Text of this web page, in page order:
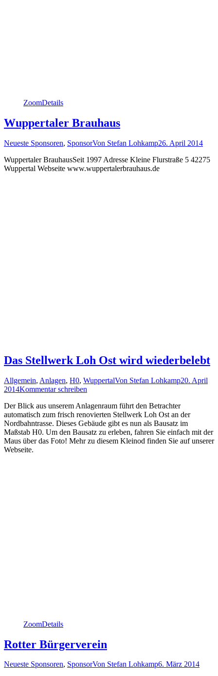
ZoomDetails
Wuppertaler Brauhaus
Neueste Sponsoren, SponsorVon Stefan Lohkamp26. April 2014
Wuppertaler BrauhausSeit 1997 Adresse Kleine Flurstraße 5 42275
Wuppertal Webseite www.wuppertalerbrauhaus.de
Das Stellwerk Loh Ost wird wiederbelebt
Allgemein, Anlagen, H0, WuppertalVon Stefan Lohkamp20. April
2014Kommentar schreiben
Der Blick aus unserem Anlagenraum führt den Betrachter
automatisch zum frisch renovierten Stellwerk Loh Ost an der
Nordbahntrasse. Dieses Gebäude gibt es nun als Bausatz im
Maßstab H0. Um den Bausatz zu erleben, fahren Sie einfach mit der
Maus über das Foto! Mehr zu diesem Kleinod finden Sie auf unserer
Webseite.
ZoomDetails
Rotter Bürgerverein
Neueste Sponsoren, SponsorVon Stefan Lohkamp6. März 2014